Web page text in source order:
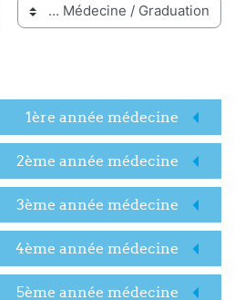
المقررات
1ère année médecine
2ème année médecine
3ème année médecine
4ème année médecine
5ème année médecine